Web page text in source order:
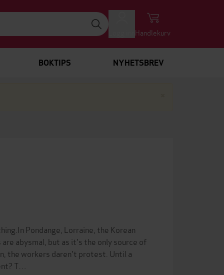
Handlekurv
BOKTIPS NYHETSBREV
Pondange, Lorraine, the Korean
abysmal, but as it's the only source of
the workers daren't protest. Until a
T…